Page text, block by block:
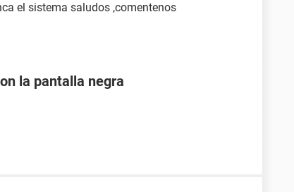
el sistema saludos ,comentenos
la pantalla negra